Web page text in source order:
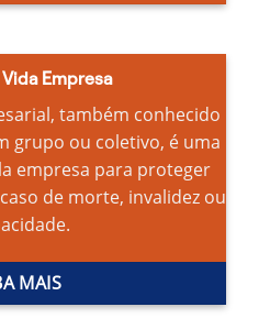
Empresa
também conhecido
grupo ou coletivo, é uma
empresa para proteger
de morte, invalidez ou
MAIS